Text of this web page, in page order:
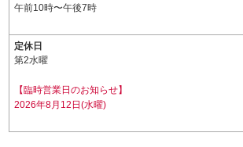
午前10時〜午後7時
定休日
第2水曜
【臨時営業日のお知らせ】
2026年8月12日(水曜)